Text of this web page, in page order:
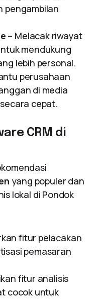
pengambilan
– Melacak riwayat
mendukung
lebih personal.
perusahaan
di media
cepat.
CRM di
yang populer dan
lokal di Pondok
fitur pelacakan
pemasaran
fitur analisis
cocok untuk